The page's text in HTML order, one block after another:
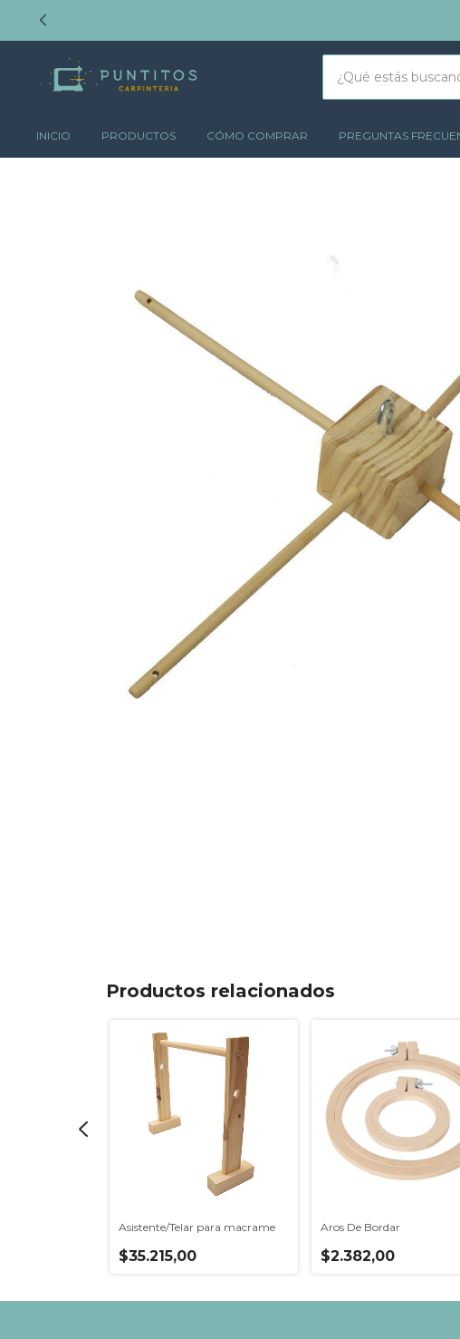
INICIO PRODUCTOS CÓMO COMPRAR PREGUNTAS
Productos relacionados
Asistente/Telar para macrame
$35.215,00
Aros De Bordar
$2.382,00